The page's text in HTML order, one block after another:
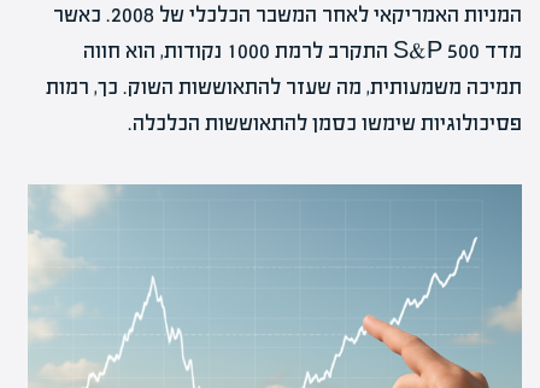
המניות האמריקאי לאחר המשבר הכלכלי של 2008. כאשר
מדד S&P 500 התקרב לרמת 1000 נקודות, הוא חווה
תמיכה משמעותית, מה שעזר להתאוששות השוק. כך, רמות
פסיכולוגיות שימשו כסמן להתאוששות הכלכלה.